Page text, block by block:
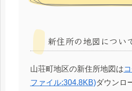
新住所の地図につい
山荘町地区の新住所地図は
ファイル:304.8KB)ダウンロ